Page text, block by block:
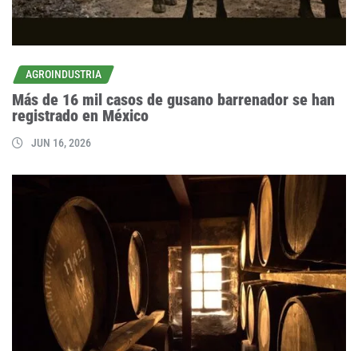
AGROINDUSTRIA
Más de 16 mil casos de gusano barrenador se han
registrado en México
JUN 16, 2026